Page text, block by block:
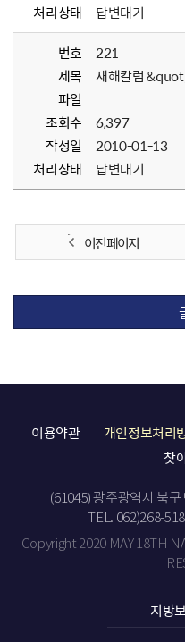
처리상태
답변대기
번호
221
제목
새해칼럼
파일
조회수
6,397
작성일
2010-01-13
처리상태
답변대기
이전 페이지
이용약관 개인정보처리
찾
(61045) 광주광역시 북
TEL. 062)268-
Copyright 2020 MAY 18TH
지방